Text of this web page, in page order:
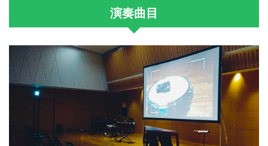
演奏曲目